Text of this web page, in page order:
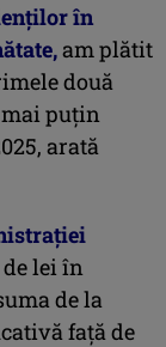
în
am plătit
două
mai puţin
arată
lei în
de la
faţă de